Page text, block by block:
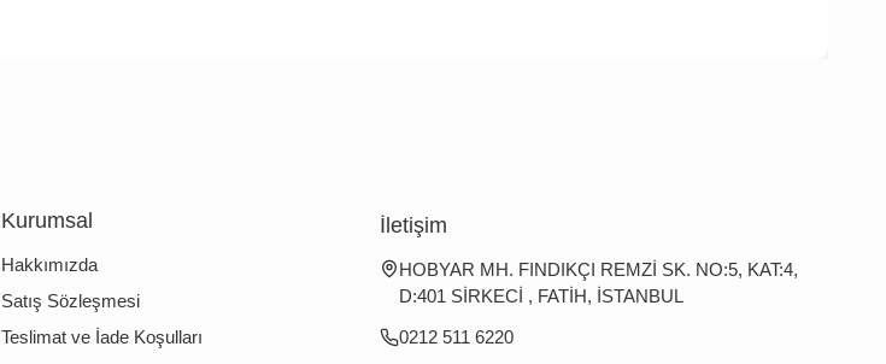
Kurumsal
Hakkımızda
Satış Sözleşmesi
Teslimat ve İade Koşulları
İletişim
HOBYAR MH. FINDIKÇI REMZİ SK. NO:5, KAT:4,
D:401 SİRKECİ , FATİH, İSTANBUL
0212 511 6220